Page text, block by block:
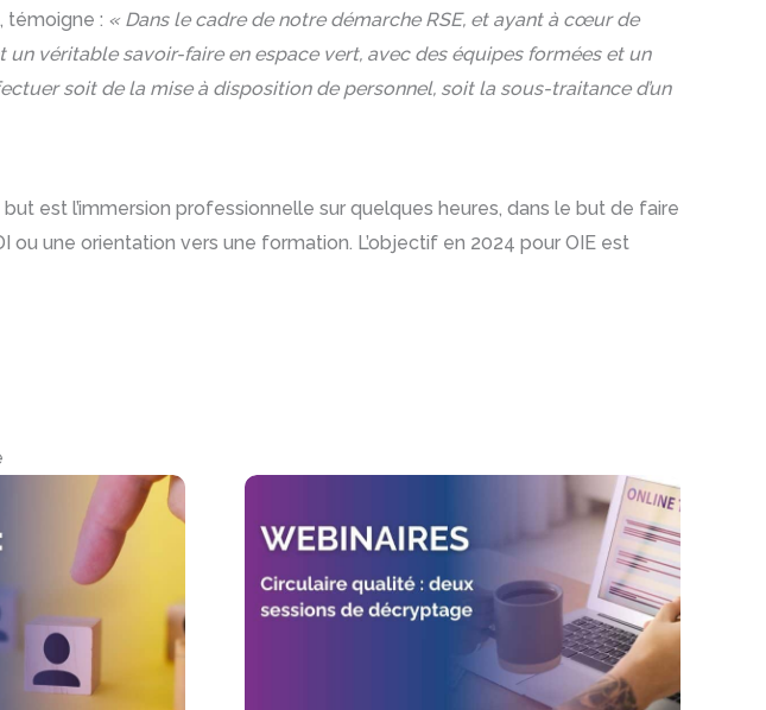
témoigne : « Dans le cadre de notre démarche RSE, et ayant à cœur de
véritable savoir-faire en espace vert, avec des équipes formées et un
soit de la mise à disposition de personnel, soit la sous-traitance d’un
est l’immersion professionnelle sur quelques heures, dans le but de faire
ou une orientation vers une formation. L’objectif en 2024 pour OIE est